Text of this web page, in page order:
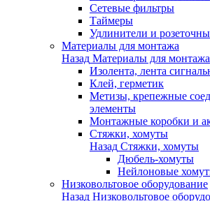
Сетевые фильтры
Таймеры
Удлинители и
Материалы для монтажа
Назад Материалы для монтажа
Изолента, лента
Клей, герметик
Метизы, крепежные
элементы
Монтажные коробки и
Стяжки, хомуты
Назад Стяжки, хомуты
Дюбель-хомуты
Нейлоновые
Низковольтовое оборудование
Назад Низковольтовое